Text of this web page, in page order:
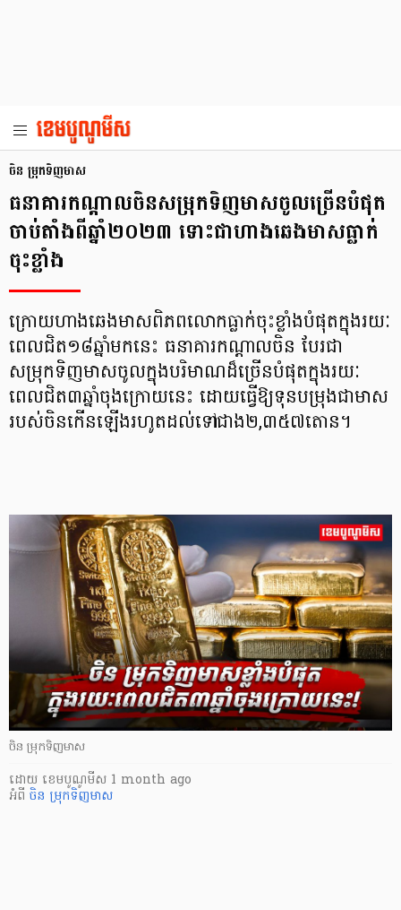
ចិន ម្រុកទិញមាស
ធនាគារកណ្ដាលចិនសម្រុកទិញមាសចូលច្រើនបំផុត
ចាប់តាំងពីឆ្នាំ២០២៣ ទោះជាហាងឆេងមាសធ្លាក់
ចុះខ្លាំង
ក្រោយហាងឆេងមាសពិភពលោកធ្លាក់ចុះខ្លាំងបំផុតក្នុងរយៈ
ពេលជិត១៨ឆ្នាំ​មក​នេះ ធនាគារកណ្តាលចិន បែរជា
សម្រុកទិញមាសចូល​ក្នុង​បរិមាណដ៏ច្រើនបំផុតក្នុងរយៈ
ពេលជិត៣ឆ្នាំ​ចុងក្រោយ​នេះ​ ដោយធ្វើឱ្យ​ទុនបម្រុងជាមាស
របស់ចិនកើន​ឡើងរហូតដល់​ទៅជាង២,៣៥៧តោន។
ចិន ម្រុកទិញមាស
ដោយ ​ ខេមបូណូមីស 1 month ago
អំពី ចិន ម្រុកទិញមាស